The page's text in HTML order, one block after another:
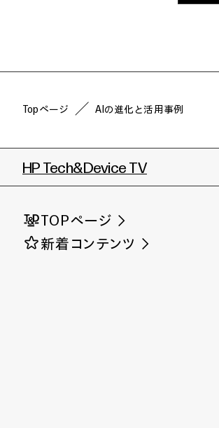
Topページ AIの進化と活用事例
HP Tech&Device TV
TOPページ
新着コンテンツ